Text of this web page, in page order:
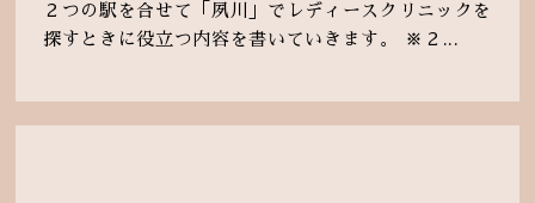
２つの駅を合せて「夙川」でレディースクリニックを
探すときに役立つ内容を書いていきます。 ※２...